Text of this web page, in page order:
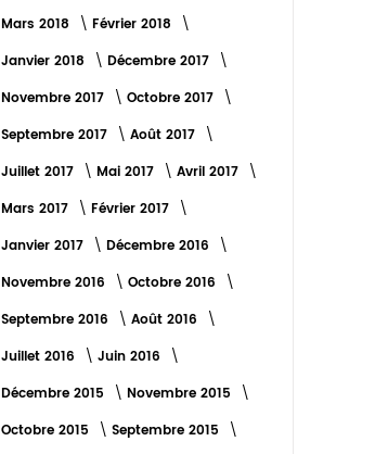
Mars 2018
Février 2018
Janvier 2018
Décembre 2017
Novembre 2017
Octobre 2017
Septembre 2017
Août 2017
Juillet 2017
Mai 2017
Avril 2017
Mars 2017
Février 2017
Janvier 2017
Décembre 2016
Novembre 2016
Octobre 2016
Septembre 2016
Août 2016
Juillet 2016
Juin 2016
Décembre 2015
Novembre 2015
Octobre 2015
Septembre 2015